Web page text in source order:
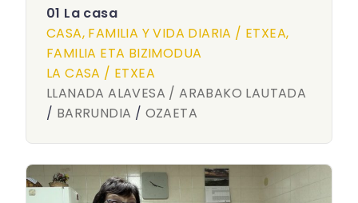
01 La casa
CASA, FAMILIA Y VIDA DIARIA / ETXEA,
FAMILIA ETA BIZIMODUA
LA CASA / ETXEA
LLANADA ALAVESA / ARABAKO LAUTADA
/ BARRUNDIA / OZAETA